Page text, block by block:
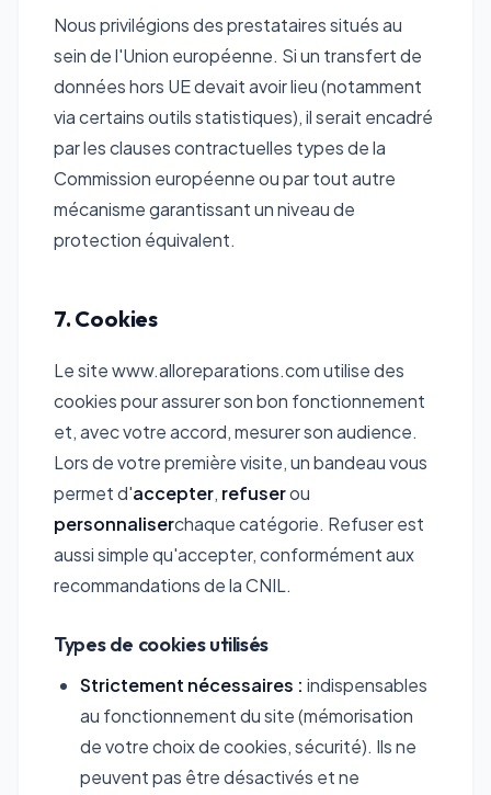
Nous privilégions des prestataires situés au
sein de l'Union européenne. Si un transfert de
données hors UE devait avoir lieu (notamment
via certains outils statistiques), il serait encadré
par les clauses contractuelles types de la
Commission européenne ou par tout autre
mécanisme garantissant un niveau de
protection équivalent.
7. Cookies
Le site www.alloreparations.com utilise des
cookies pour assurer son bon fonctionnement
et, avec votre accord, mesurer son audience.
Lors de votre première visite, un bandeau vous
permet d'accepter, refuserou
personnaliserchaque catégorie. Refuser est
aussi simple qu'accepter, conformément aux
recommandations de la CNIL.
Types de cookies utilisés
Strictement nécessaires : indispensables
au fonctionnement du site (mémorisation
de votre choix de cookies, sécurité). Ils ne
peuvent pas être désactivés et ne